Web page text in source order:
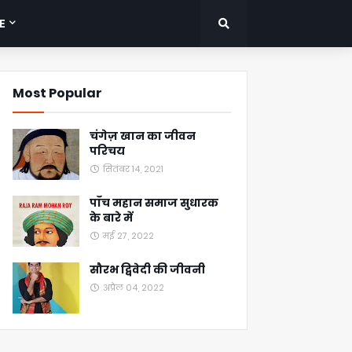
Most Popular
चंगेज़ खान का जीवन
परिचय
सितंबर 14, 2021
पाँच महान समाज सुधारक
के बारे में
मई 27, 2022
सौरभ द्विवेदी की जीवनी
अप्रैल 04, 2022